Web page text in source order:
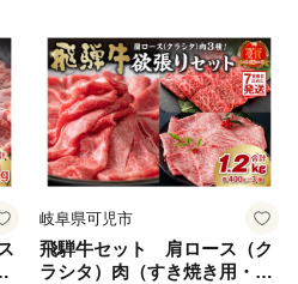
ルメ 】
岐阜県可児市
飛騨牛セット 肩ロース（ク
ラシタ）肉（すき焼き用・し